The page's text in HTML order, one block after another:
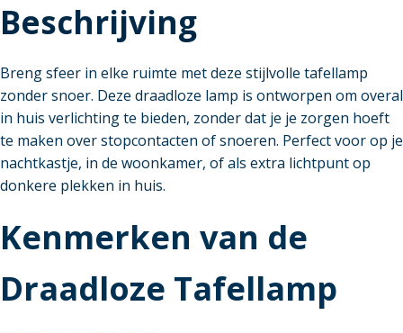
Beschrijving
Breng sfeer in elke ruimte met deze stijlvolle tafellamp
zonder snoer. Deze draadloze lamp is ontworpen om overal
in huis verlichting te bieden, zonder dat je je zorgen hoeft
te maken over stopcontacten of snoeren. Perfect voor op je
nachtkastje, in de woonkamer, of als extra lichtpunt op
donkere plekken in huis.
Kenmerken van de
Draadloze Tafellamp